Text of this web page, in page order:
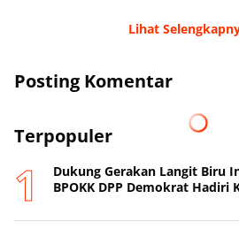
Lihat
Posting Komentar
Terpopuler
Dukung Gerakan Langit Biru
BPOKK DPP Demokrat Hadiri